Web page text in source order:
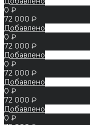
0 ₽
72 000 ₽
Добавлено
0 ₽
72 000 ₽
Добавлено
0 ₽
72 000 ₽
Добавлено
0 ₽
72 000 ₽
Добавлено
0 ₽